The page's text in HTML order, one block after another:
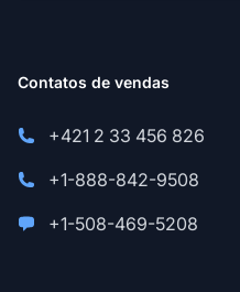
Contatos de vendas
+421 2 33 456 826
+1-888-842-9508
+1-508-469-5208